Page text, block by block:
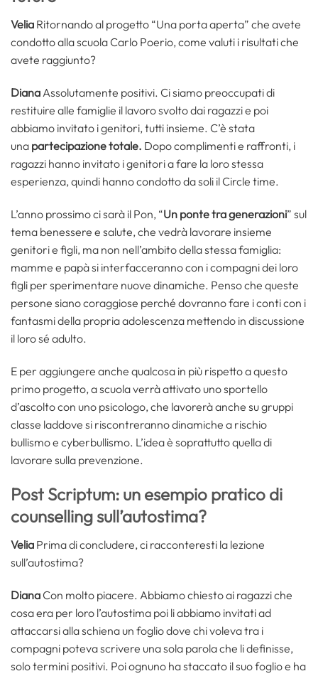
Velia Ritornando al progetto “Una porta aperta” che avete
condotto alla scuola Carlo Poerio, come valuti i risultati che
avete raggiunto?
Diana Assolutamente positivi. Ci siamo preoccupati di
restituire alle famiglie il lavoro svolto dai ragazzi e poi
abbiamo invitato i genitori, tutti insieme. C’è stata
una partecipazione totale. Dopo complimenti e raffronti, i
ragazzi hanno invitato i genitori a fare la loro stessa
esperienza, quindi hanno condotto da soli il Circle time.
L’anno prossimo ci sarà il Pon, “Un ponte tra generazioni” sul
tema benessere e salute, che vedrà lavorare insieme
genitori e figli, ma non nell’ambito della stessa famiglia:
mamme e papà si interfacceranno con i compagni dei loro
figli per sperimentare nuove dinamiche. Penso che queste
persone siano coraggiose perché dovranno fare i conti con i
fantasmi della propria adolescenza mettendo in discussione
il loro sé adulto.
E per aggiungere anche qualcosa in più rispetto a questo
primo progetto, a scuola verrà attivato uno sportello
d’ascolto con uno psicologo, che lavorerà anche su gruppi
classe laddove si riscontreranno dinamiche a rischio
bullismo e cyberbullismo. L’idea è soprattutto quella di
lavorare sulla prevenzione.
Post Scriptum: un esempio pratico di
counselling sull’autostima?
Velia Prima di concludere, ci racconteresti la lezione
sull’autostima?
DianaCon molto piacere. Abbiamo chiesto ai ragazzi che
cosa era per loro l’autostima poi li abbiamo invitati ad
attaccarsi alla schiena un foglio dove chi voleva tra i
compagni poteva scrivere una sola parola che li definisse,
solo termini positivi. Poi ognuno ha staccato il suo foglio e ha